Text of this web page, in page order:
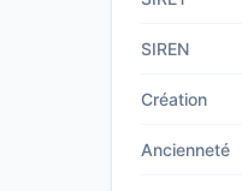
SIREN
Création
Ancienneté